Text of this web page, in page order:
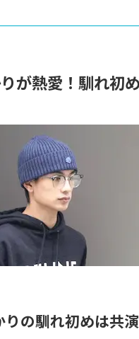
が熱愛！馴れ初
の馴れ初めは共